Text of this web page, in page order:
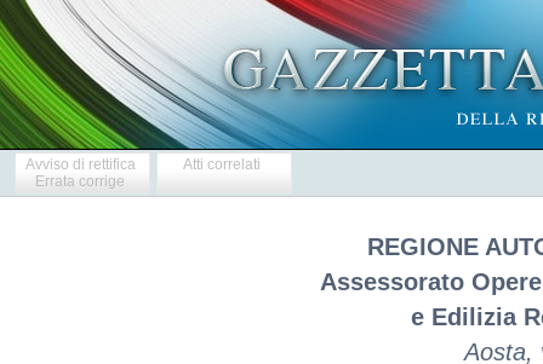
Avviso di rettifica
Errata corrige
Atti correlati
REGIONE
Assessorato
e Edilizia
Aosta,